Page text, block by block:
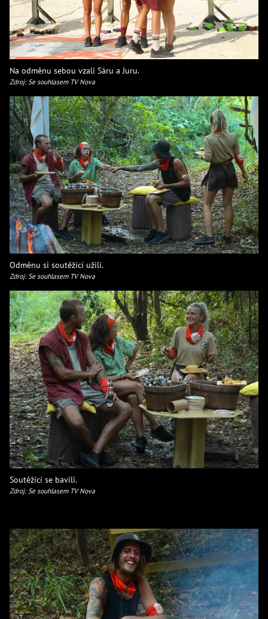
Na odměnu sebou vzali Sáru a Juru.
Zdroj: Se souhlasem TV Nova
Odměnu si soutěžící užili.
Zdroj: Se souhlasem TV Nova
Soutěžící se bavili.
Zdroj: Se souhlasem TV Nova